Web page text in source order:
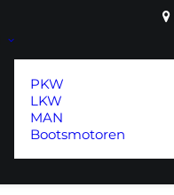
PKW
LKW
MAN
Bootsmotoren